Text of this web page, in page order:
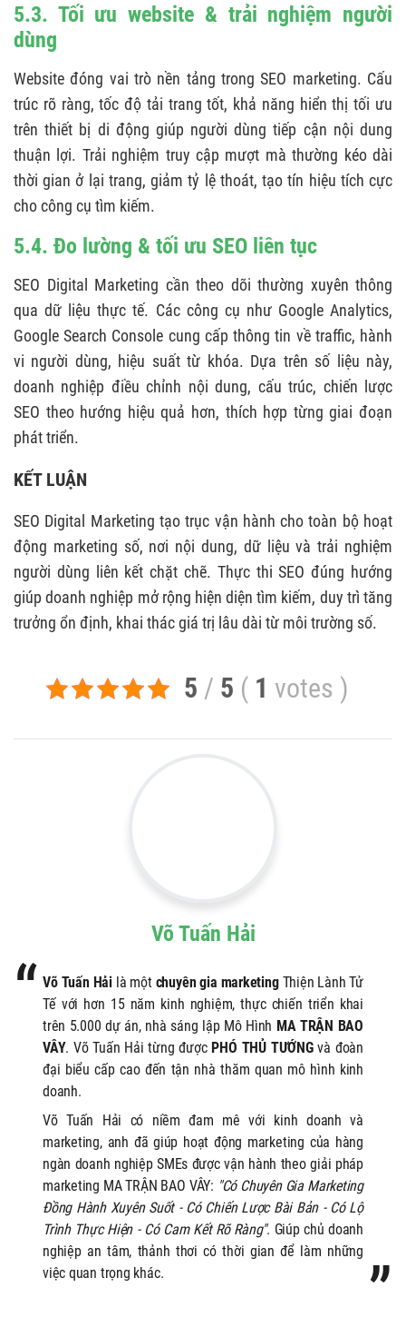
5.3. Tối ưu website & trải nghiệm người
dùng
Website đóng vai trò nền tảng trong SEO marketing. Cấu
trúc rõ ràng, tốc độ tải trang tốt, khả năng hiển thị tối ưu
trên thiết bị di động giúp người dùng tiếp cận nội dung
thuận lợi. Trải nghiệm truy cập mượt mà thường kéo dài
thời gian ở lại trang, giảm tỷ lệ thoát, tạo tín hiệu tích cực
cho công cụ tìm kiếm.
5.4. Đo lường & tối ưu SEO liên tục
SEO Digital Marketing cần theo dõi thường xuyên thông
qua dữ liệu thực tế. Các công cụ như Google Analytics,
Google Search Console cung cấp thông tin về traffic, hành
vi người dùng, hiệu suất từ khóa. Dựa trên số liệu này,
doanh nghiệp điều chỉnh nội dung, cấu trúc, chiến lược
SEO theo hướng hiệu quả hơn, thích hợp từng giai đoạn
phát triển.
KẾT LUẬN
SEO Digital Marketing tạo trục vận hành cho toàn bộ hoạt
động marketing số, nơi nội dung, dữ liệu và trải nghiệm
người dùng liên kết chặt chẽ. Thực thi SEO đúng hướng
giúp doanh nghiệp mở rộng hiện diện tìm kiếm, duy trì tăng
trưởng ổn định, khai thác giá trị lâu dài từ môi trường số.
5 / 5 ( 1 votes )
Võ Tuấn Hải
Võ Tuấn Hảilà một chuyên gia marketingThiện Lành Tử
Tế với hơn 15 năm kinh nghiệm, thực chiến triển khai
trên 5.000 dự án, nhà sáng lập Mô Hình MA TRẬN BAO
VÂY. Võ Tuấn Hải từng được PHÓ THỦ TƯỚNGvà đoàn
đại biểu cấp cao đến tận nhà thăm quan mô hình kinh
doanh.
Võ Tuấn Hải có niềm đam mê với kinh doanh và
marketing, anh đã giúp hoạt động marketing của hàng
ngàn doanh nghiệp SMEs được vận hành theo giải pháp
marketing MA TRẬN BAO VÂY: "Có Chuyên Gia Marketing
Đồng Hành Xuyên Suốt - Có Chiến Lược Bài Bản - Có Lộ
Trình Thực Hiện - Có Cam Kết Rõ Ràng". Giúp chủ doanh
nghiệp an tâm, thảnh thơi có thời gian để làm những
việc quan trọng khác.